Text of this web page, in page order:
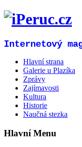
Internetový
Hlavní strana
Galerie u Plazíka
Zprávy
Zajímavosti
Kultura
Historie
Naučná stezka
Hlavní Menu